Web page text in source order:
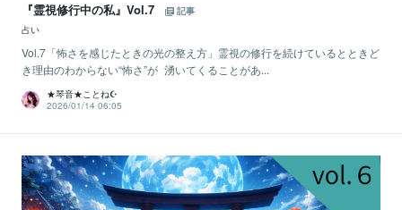
『霊視修行中の私』Vol.7
記事
占い
Vol.7「怖さを感じたときの光の整え方」霊視の修行を続けているとときど
き理由のわからない“怖さ”が 湧いてくることがあ...
★琴音★ことね☪️
2026/01/14 06:05